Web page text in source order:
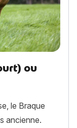
ou
le Braque
ancienne.